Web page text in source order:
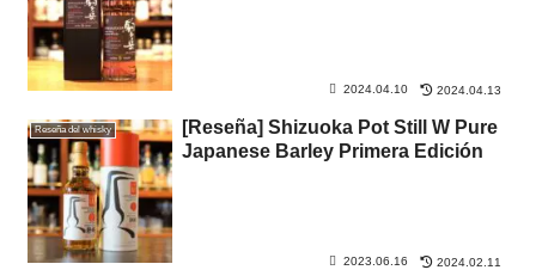
2024.04.10 2024.04.13
Reseña del whisky
[Reseña] Shizuoka Pot Still W Pure
Japanese Barley Primera Edición
2023.06.16 2024.02.11